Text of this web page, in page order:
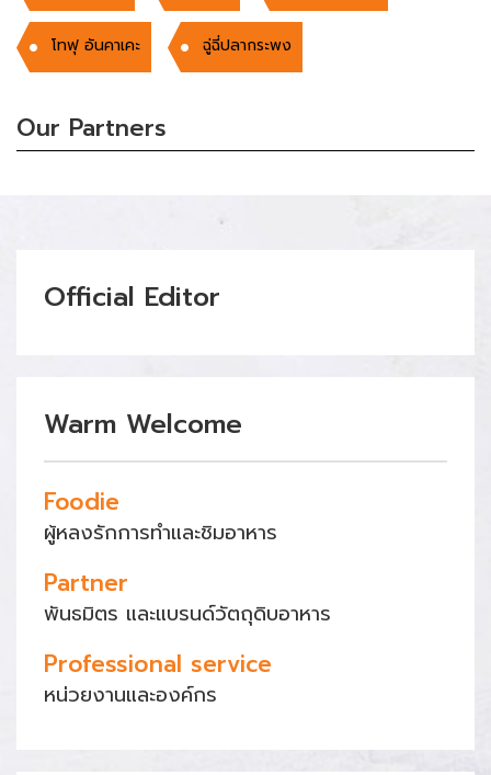
โทฟุ อันคาเคะ ฉู่ฉี่ปลากระพง
Our Partners
Official Editor
Warm Welcome
Foodie
ผู้หลงรักการทำและชิมอาหาร
Partner
พันธมิตร และแบรนด์วัตถุดิบอาหาร
Professional service
หน่วยงานและองค์กร